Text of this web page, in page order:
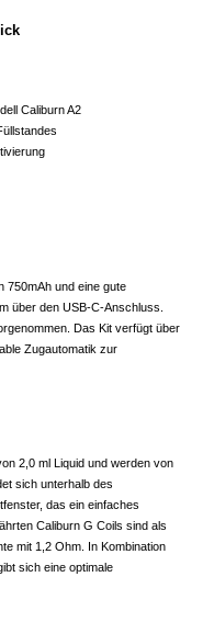
Caliburn A2
750mAh und eine gute
über den USB-C-Anschluss.
Das Kit verfügt über
Zugautomatik zur
2,0 ml Liquid und werden von
sich unterhalb des
das ein einfaches
Caliburn G Coils sind als
mit 1,2 Ohm. In Kombination
sich eine optimale